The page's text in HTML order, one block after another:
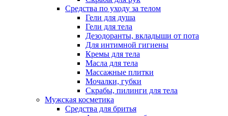
Средства по уходу за телом
Гели для душа
Гели для тела
Дезодоранты, вкладыши от пота
Для интимной гигиены
Кремы для тела
Масла для тела
Массажные плитки
Мочалки, губки
Скрабы, пилинги для тела
Мужская косметика
Средства для бритья